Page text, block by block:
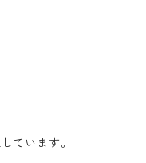
ています。